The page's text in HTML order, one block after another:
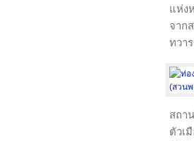
แห่ง
จาก
ทวา
สถา
ตัวเ